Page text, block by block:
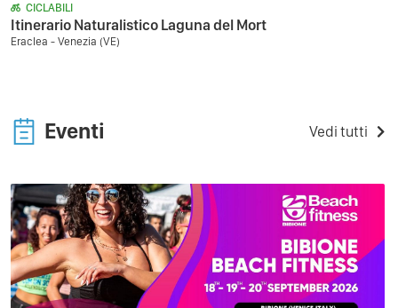
CICLABILI
Itinerario Naturalistico Laguna del Mort
Eraclea - Venezia (VE)
Eventi Vedi tutti